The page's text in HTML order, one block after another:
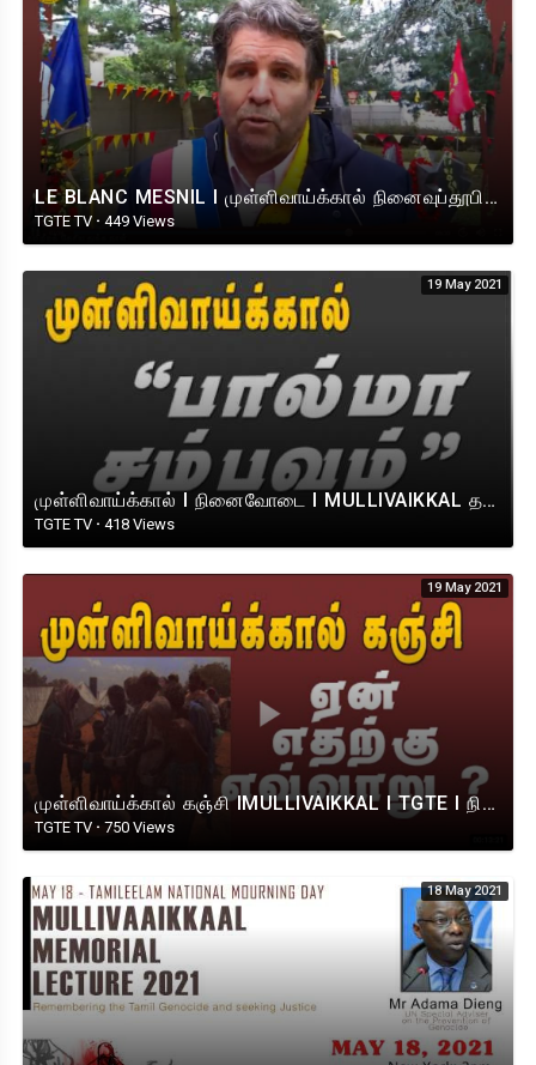
LE BLANC MESNIL I முள்ளிவாய்க்கால் நினைவுப்தூபி I TAMOUL
TGTE TV · 449 Views
19 May 2021
முள்ளிவாய்க்கால் I நினைவோடை I MULLIVAIKKAL தமிழீழத் தேசிய துக்க நாள் 2021
TGTE TV · 418 Views
19 May 2021
முள்ளிவாய்க்கால் கஞ்சி IMULLIVAIKKAL I TGTE I நினைவேந்தல் 2021
TGTE TV · 750 Views
18 May 2021